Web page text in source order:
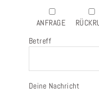
ANFRAGE
Betreff
Deine Nachricht